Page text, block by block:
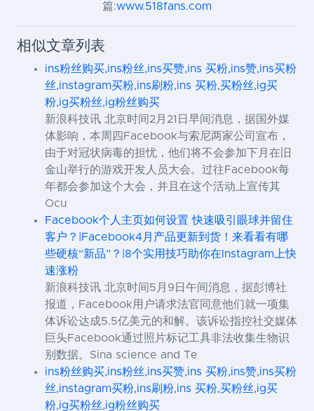
篇:www.518fans.com
相似文章列表
ins粉丝购买,ins粉丝,ins买赞,ins 买粉,ins赞,ins买粉
丝,instagram买粉,ins刷粉,ins 买粉,买粉丝,ig买
粉,ig买粉丝,ig粉丝购买
新浪科技讯 北京时间2月21日早间消息，据国外媒
体影响，本周四Facebook与索尼两家公司宣布，
由于对冠状病毒的担忧，他们将不会参加下月在旧
金山举行的游戏开发人员大会。过往Facebook每
年都会参加这个大会，并且在这个活动上宣传其
Ocu
Facebook个人主页如何设置 快速吸引眼球并留住
客户？|Facebook4月产品更新到货！来看看有哪
些硬核“新品”？|8个实用技巧助你在Instagram上快
速涨粉
新浪科技讯 北京时间5月9日午间消息，据彭博社
报道，Facebook用户请求法官同意他们就一项集
体诉讼达成5.5亿美元的和解。该诉讼指控社交媒体
巨头Facebook通过照片标记工具非法收集生物识
别数据。Sina science and Te
ins粉丝购买,ins粉丝,ins买赞,ins 买粉,ins赞,ins买粉
丝,instagram买粉,ins刷粉,ins 买粉,买粉丝,ig买
粉,ig买粉丝,ig粉丝购买